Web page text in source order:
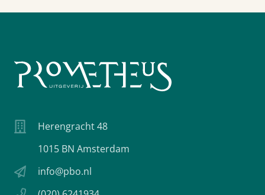
Herengracht 48
1015 BN Amsterdam
info@pbo.nl